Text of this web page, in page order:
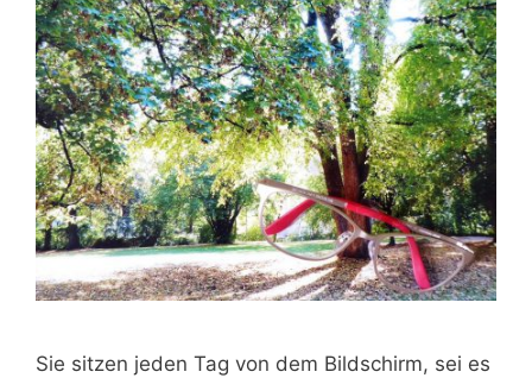
Sie sitzen jeden Tag von dem Bildschirm, sei es